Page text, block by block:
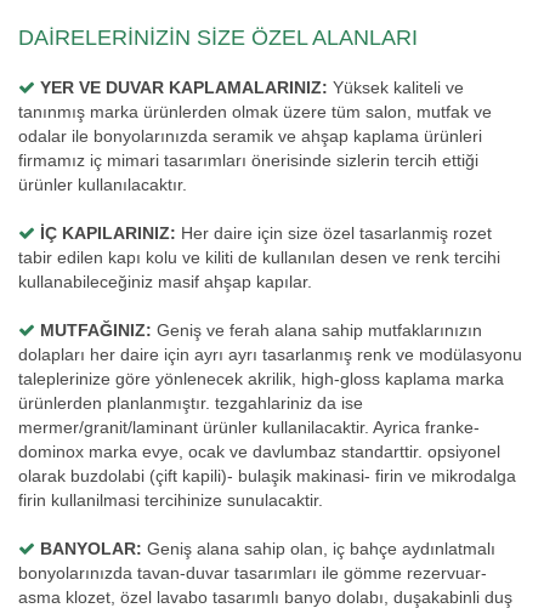
DAİRELERİNİZİN SİZE ÖZEL ALANLARI
YER VE DUVAR KAPLAMALARINIZ: Yüksek kaliteli ve
tanınmış marka ürünlerden olmak üzere tüm salon, mutfak ve
odalar ile bonyolarınızda seramik ve ahşap kaplama ürünleri
firmamız iç mimari tasarımları önerisinde sizlerin tercih ettiği
ürünler kullanılacaktır.
İÇ KAPILARINIZ: Her daire için size özel tasarlanmiş rozet
tabir edilen kapı kolu ve kiliti de kullanılan desen ve renk tercihi
kullanabileceğiniz masif ahşap kapılar.
MUTFAĞINIZ: Geniş ve ferah alana sahip mutfaklarınızın
dolapları her daire için ayrı ayrı tasarlanmış renk ve modülasyonu
taleplerinize göre yönlenecek akrilik, high-gloss kaplama marka
ürünlerden planlanmıştır. tezgahlariniz da ise
mermer/granit/laminant ürünler kullanilacaktir. Ayrica franke-
dominox marka evye, ocak ve davlumbaz standarttir. opsiyonel
olarak buzdolabi (çift kapili)- bulaşik makinasi- firin ve mikrodalga
firin kullanilmasi tercihinize sunulacaktir.
BANYOLAR: Geniş alana sahip olan, iç bahçe aydınlatmalı
bonyolarınızda tavan-duvar tasarımları ile gömme rezervuar-
asma klozet, özel lavabo tasarımlı banyo dolabı, duşakabinli duş